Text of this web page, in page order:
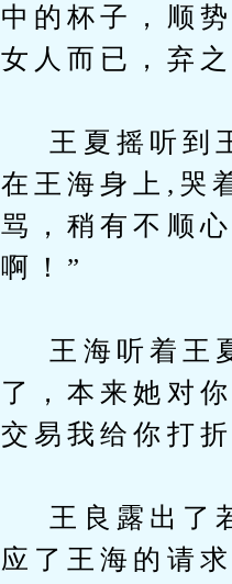
中的杯子，顺
女人而已，弃
王夏摇听到王
在王海身上,哭
骂，稍有不顺
啊！”
王海听着王夏
了，本来她对
交易我给你打
王良露出了若
应了王海的请